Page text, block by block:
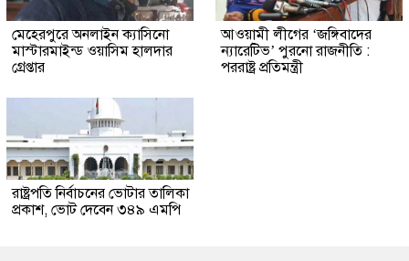
মেহেরপুরে অনলাইন ক্যাসিনো
মাস্টারমাইন্ড ওয়াসিম হালদার
গ্রেপ্তার
আওয়ামী লীগের ‘জঙ্গিবাদের
ন্যারেটিভ’ পুরনো রাজনীতি :
পররাষ্ট্র প্রতিমন্ত্রী
রাষ্ট্রপতি নির্বাচনের ভোটার তালিকা
প্রকাশ, ভোট দেবেন ৩৪৯ এমপি